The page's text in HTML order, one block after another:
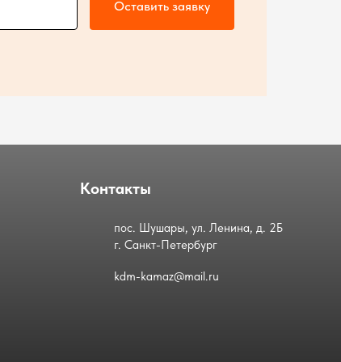
Оставить заявку
Контакты
пос. Шушары, ул. Ленина, д. 2Б
г. Санкт-Петербург
kdm-kamaz@mail.ru